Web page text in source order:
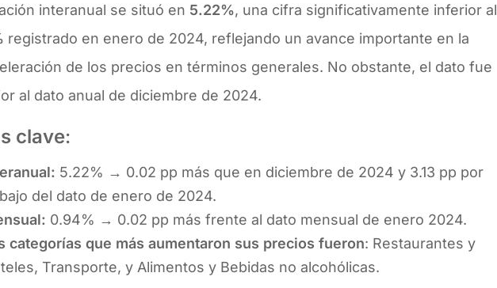
interanual se situó en 5.22%, una cifra significativamente inferior al
registrado en enero de 2024, reflejando un avance importante en la
de los precios en términos generales. No obstante, el dato fue
al dato anual de diciembre de 2024.
clave:
5.22% → 0.02 pp más que en diciembre de 2024 y 3.13 pp por
del dato de enero de 2024.
0.94% → 0.02 pp más frente al dato mensual de enero 2024.
categorías que más aumentaron sus precios fueron: Restaurantes y
Transporte, y Alimentos y Bebidas no alcohólicas.